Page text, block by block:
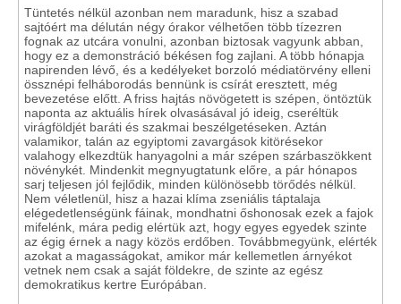
Tüntetés nélkül azonban nem maradunk, hisz a szabad
sajtóért ma délután négy órakor vélhetően több tízezren
fognak az utcára vonulni, azonban biztosak vagyunk abban,
hogy ez a demonstráció békésen fog zajlani. A több hónapja
napirenden lévő, és a kedélyeket borzoló médiatörvény elleni
össznépi felháborodás bennünk is csírát eresztett, még
bevezetése előtt. A friss hajtás növögetett is szépen, öntöztük
naponta az aktuális hírek olvasásával jó ideig, cseréltük
virágföldjét baráti és szakmai beszélgetéseken. Aztán
valamikor, talán az egyiptomi zavargások kitörésekor
valahogy elkezdtük hanyagolni a már szépen szárbaszökkent
növénykét. Mindenkit megnyugtatunk előre, a pár hónapos
sarj teljesen jól fejlődik, minden különösebb törődés nélkül.
Nem véletlenül, hisz a hazai klíma zseniális táptalaja
elégedetlenségünk fáinak, mondhatni őshonosak ezek a fajok
mifelénk, mára pedig elértük azt, hogy egyes egyedek szinte
az égig érnek a nagy közös erdőben. Továbbmegyünk, elérték
azokat a magasságokat, amikor már kellemetlen árnyékot
vetnek nem csak a saját földekre, de szinte az egész
demokratikus kertre Európában.